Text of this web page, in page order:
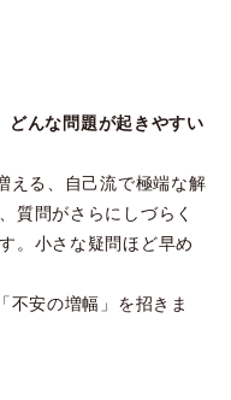
んな問題が起きやすい
える、自己流で極端な解
質問がさらにしづらく
。小さな疑問ほど早め
不安の増幅」を招きま